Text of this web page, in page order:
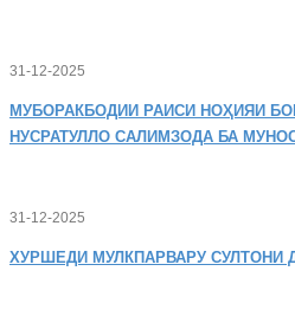
31-12-2025
МУБОРАКБОДИИ РАИСИ НОҲИЯИ
НУСРАТУЛЛО САЛИМЗОДА БА
31-12-2025
ХУРШЕДИ МУЛКПАРВАРУ СУЛТОНИ